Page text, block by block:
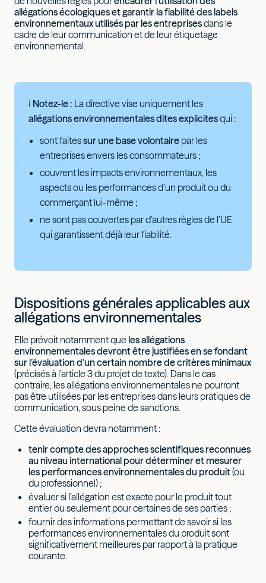
allégations écologiques et garantir la fiabilité des labels
environnementaux utilisés par les entreprisesdans le
cadre de leur communication et de leur étiquetage
environnemental.
ℹ Notez-le : La directive vise uniquement les
allégations environnementales dites explicitesqui :
sont faitessur une base volontaire par les
entreprises envers les consommateurs ;
couvrent les impacts environnementaux, les
aspects ou les performances d’un produit ou du
commerçant lui-même ;
ne sont pas couvertes par d’autres règles de l’UE
qui garantissent déjà leur fiabilité.
Dispositions générales applicables aux
allégations environnementales
Elle prévoit notamment que les allégations
environnementales devront être justifiées en se fondant
sur l’évaluation d’un certain nombre de critères minimaux
(précisés à l’article 3 du projet de texte). Dans le cas
contraire, les allégations environnementales ne pourront
pas être utilisées par les entreprises dans leurs pratiques de
communication, sous peine de sanctions.
Cette évaluation devra notamment :
tenir compte des approches scientifiques reconnues
au niveau international pour déterminer et mesurer
les performances environnementales du produit(ou
du professionnel) ;
évaluer si l’allégation est exacte pour le produit tout
entier ou seulement pour certaines de ses parties ;
fournir des informations permettant de savoir si les
performances environnementales du produit sont
significativement meilleures par rapport à la pratique
courante.